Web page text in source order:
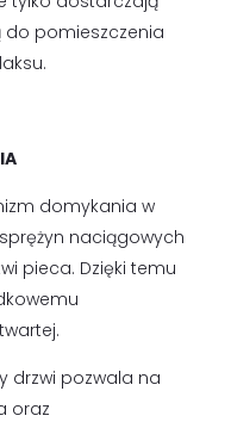
do pomieszczenia
domykania w
naciągowych
pieca. Dzięki temu
drzwi pozwala na
oraz